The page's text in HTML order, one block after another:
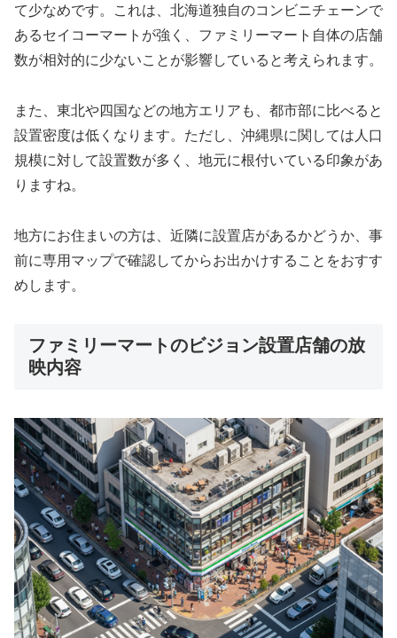
て少なめです。これは、北海道独自のコンビニチェーンで
あるセイコーマートが強く、ファミリーマート自体の店舗
数が相対的に少ないことが影響していると考えられます。
また、東北や四国などの地方エリアも、都市部に比べると
設置密度は低くなります。ただし、沖縄県に関しては人口
規模に対して設置数が多く、地元に根付いている印象があ
りますね。
地方にお住まいの方は、近隣に設置店があるかどうか、事
前に専用マップで確認してからお出かけすることをおすす
めします。
ファミリーマートのビジョン設置店舗の放
映内容